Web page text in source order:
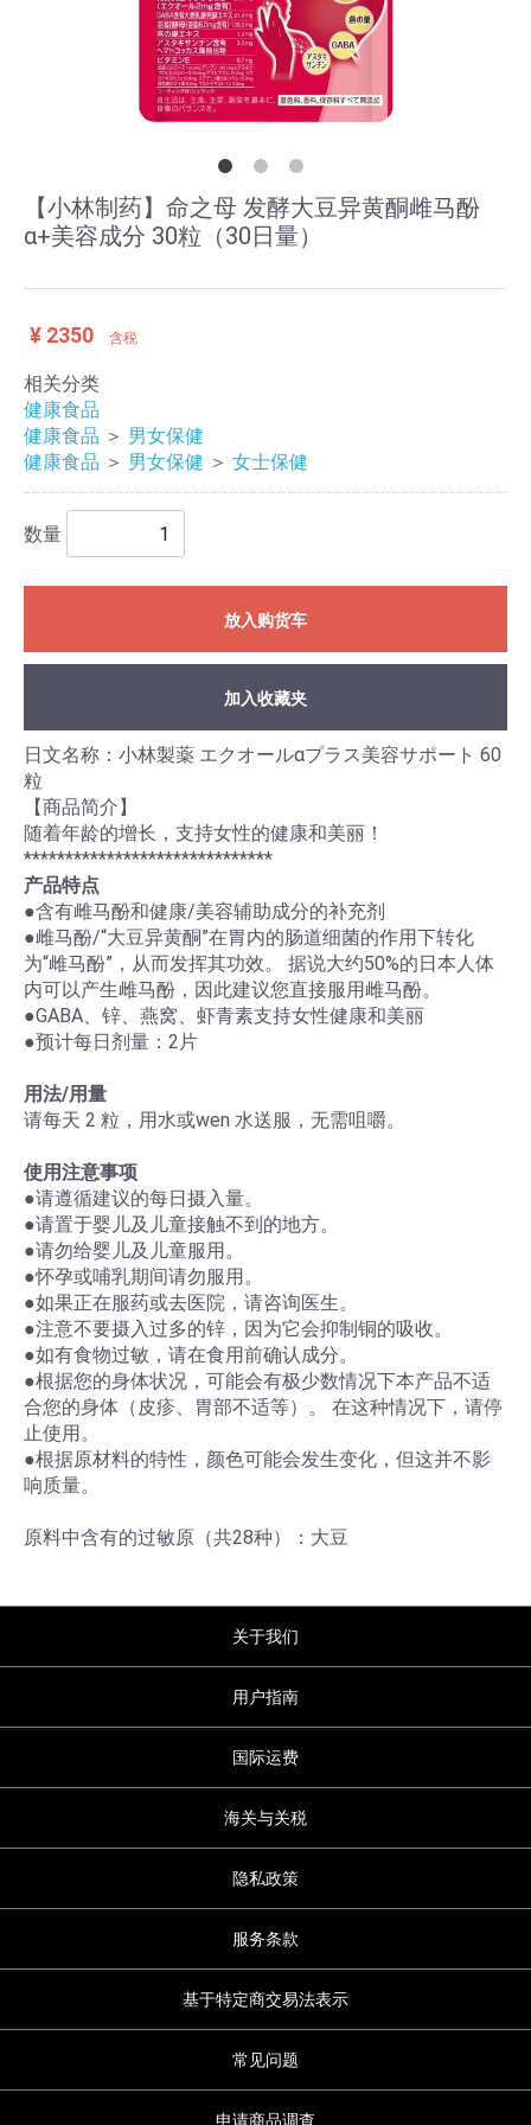
【小林制药】命之母 发酵大豆异黄酮雌马酚
α+美容成分 30粒（30日量）
¥ 2350 含税
相关分类
健康食品
健康食品 ＞ 男女保健
健康食品 ＞ 男女保健 ＞ 女士保健
数量
放入购货车
加入收藏夹
日文名称：小林製薬 エクオールαプラス美容サポート 60
粒
【商品简介】
随着年龄的增长，支持女性的健康和美丽！
******************************
产品特点
●含有雌马酚和健康/美容辅助成分的补充剂
●雌马酚/“大豆异黄酮”在胃内的肠道细菌的作用下转化
为“雌马酚”，从而发挥其功效。 据说大约50%的日本人体
内可以产生雌马酚，因此建议您直接服用雌马酚。
●GABA、锌、燕窝、虾青素支持女性健康和美丽
●预计每日剂量：2片
用法/用量
请每天 2 粒，用水或wen 水送服，无需咀嚼。
使用注意事项
●请遵循建议的每日摄入量。
●请置于婴儿及儿童接触不到的地方。
●请勿给婴儿及儿童服用。
●怀孕或哺乳期间请勿服用。
●如果正在服药或去医院，请咨询医生。
●注意不要摄入过多的锌，因为它会抑制铜的吸收。
●如有食物过敏，请在食用前确认成分。
●根据您的身体状况，可能会有极少数情况下本产品不适
合您的身体（皮疹、胃部不适等）。 在这种情况下，请停
止使用。
●根据原材料的特性，颜色可能会发生变化，但这并不影
响质量。
原料中含有的过敏原（共28种）：大豆
关于我们
用户指南
国际运费
海关与关税
隐私政策
服务条款
基于特定商交易法表示
常见问题
申请商品调查